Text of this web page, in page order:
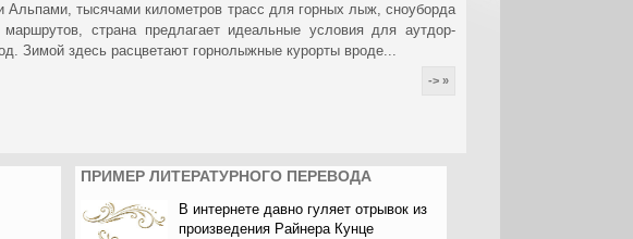
Альпами, тысячами километров трасс для горных лыж, сноуборда
страна предлагает идеальные условия для аутдор-
Зимой здесь расцветают горнолыжные курорты вроде...
-> »
ПРИМЕР ЛИТЕРАТУРНОГО ПЕРЕВОДА
В интернете давно гуляет отрывок из
произведения Райнера Кунце